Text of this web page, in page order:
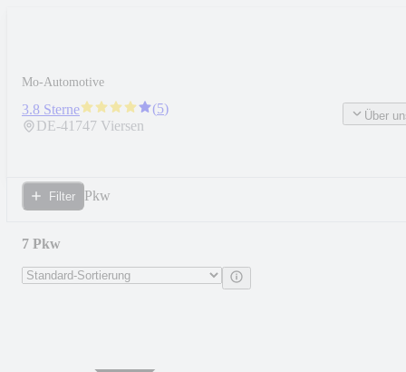
Mo-Automotive
3.8 Sterne (5)
DE-41747 Viersen
Über
Filter Pkw
7 Pkw